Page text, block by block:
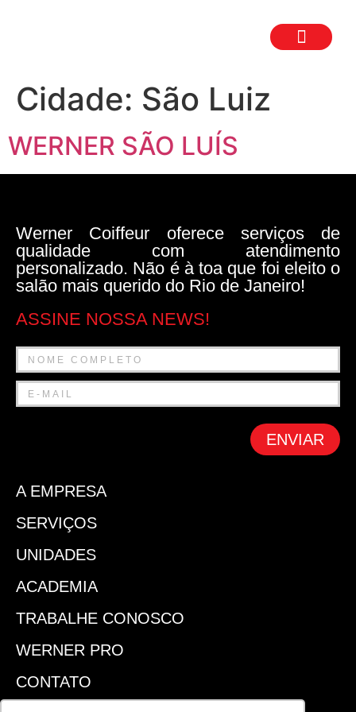
Cidade: São Luiz
WERNER SÃO LUÍS
Werner Coiffeur oferece serviços de
qualidade com atendimento
personalizado. Não é à toa que foi eleito o
salão mais querido do Rio de Janeiro!
ASSINE NOSSA NEWS!
ENVIAR
A EMPRESA
SERVIÇOS
UNIDADES
ACADEMIA
TRABALHE CONOSCO
WERNER PRO
CONTATO